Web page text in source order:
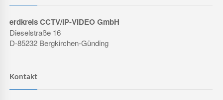
erdkreis CCTV/IP-VIDEO GmbH
Dieselstraße 16
D-85232 Bergkirchen-Günding
Kontakt